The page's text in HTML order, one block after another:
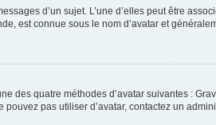
d’un sujet. L’une d’elles peut être
est connue sous le nom d’avatar et
des quatre méthodes d’avatar suivantes :
pas utiliser d’avatar, contactez un